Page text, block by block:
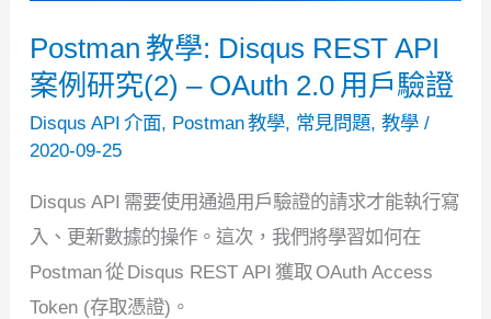
Postman 教學: Disqus REST API
案例研究(2) – OAuth 2.0 用戶驗證
Disqus API 介面, Postman 教學, 常見問題, 教學/
2020-09-25
Disqus API 需要使用通過用戶驗證的請求才能執行寫
入、更新數據的操作。這次，我們將學習如何在
Postman 從 Disqus REST API 獲取 OAuth Access
Token (存取憑證)。